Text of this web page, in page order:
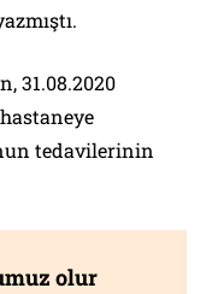
31.08.2020
tedavilerinin
olur